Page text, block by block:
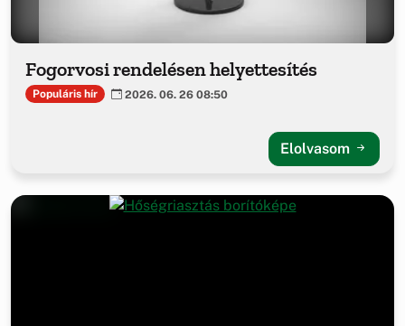
Fogorvosi rendelésen helyettesítés
Populáris hír 2026. 06. 26 08:50
Elolvasom